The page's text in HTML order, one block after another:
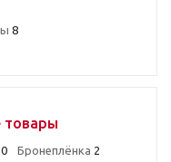
8
товары
Бронеплёнка 2